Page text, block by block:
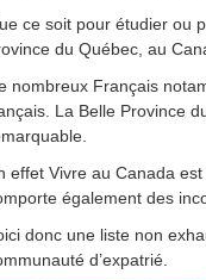
ce soit pour étudier ou
du Québec, au
nombreux Français
La Belle Province
effet Vivre au Canada
également des
donc une liste non
d’expatrié.